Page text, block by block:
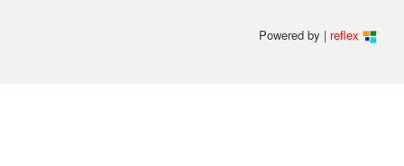
Powered by | reflex